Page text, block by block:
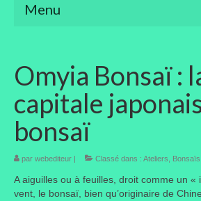
Menu
Aménager son jardin
Art floral
Bonsaïs
Potager
Taille des arbres et arbustes
Omyia Bonsaï :
capitale
bonsaï
par webediteur | Classé dans : Ateliers Bonsaïs
A aiguilles ou à feuilles, droit comme un «
vent, le bonsaï, bien qu’originaire de